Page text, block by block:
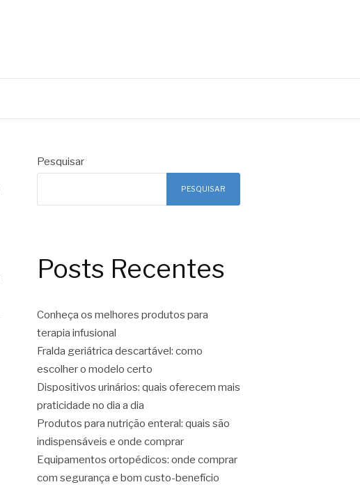
Pesquisar
PESQUISAR
Posts Recentes
Conheça os melhores produtos para
terapia infusional
Fralda geriátrica descartável: como
escolher o modelo certo
Dispositivos urinários: quais oferecem mais
praticidade no dia a dia
Produtos para nutrição enteral: quais são
indispensáveis e onde comprar
Equipamentos ortopédicos: onde comprar
com segurança e bom custo-benefício